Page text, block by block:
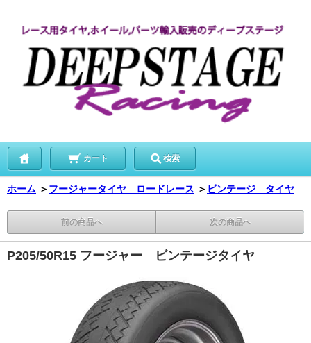
カート 検索
ホーム ＞ フージャータイヤ ロードレース ＞ ビンテージ タイヤ
前の商品へ 次の商品へ
P205/50R15 フージャー ビンテージタイヤ